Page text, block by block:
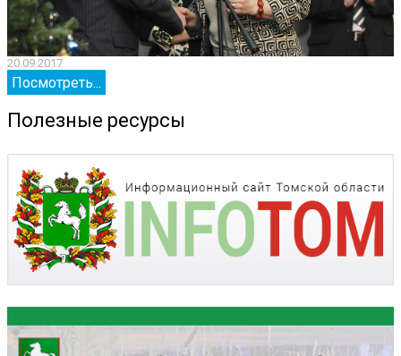
20.09.2017
Посмотреть...
Полезные ресурсы